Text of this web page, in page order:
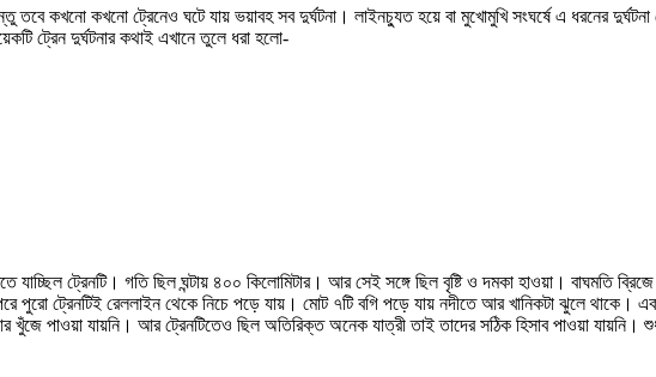
কখনো কখনো ট্রেনেও ঘটে যায় ভয়াবহ সব দুর্ঘটনা। লাইনচ্যুত হয়ে বা মুখোমুখি সংঘর্ষে এ ধরনের
ট্রেন দুর্ঘটনার কথাই এখানে তুলে ধরা হলো-
ট্রেনটি। গতি ছিল ঘন্টায় ৪০০ কিলোমিটার। আর সেই সঙ্গে ছিল বৃষ্টি ও দমকা হাওয়া। বাঘমতি
ট্রেনটিই রেললাইন থেকে নিচে পড়ে যায়। মোট ৭টি বগি পড়ে যায় নদীতে আর খানিকটা ঝুলে থাকে।
পাওয়া যায়নি। আর ট্রেনটিতেও ছিল অতিরিক্ত অনেক যাত্রী তাই তাদের সঠিক হিসাব পাওয়া যায়নি।